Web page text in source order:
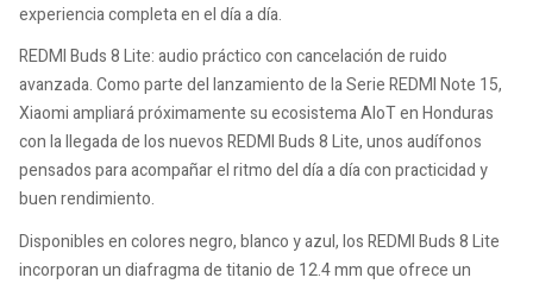
experiencia completa en el día a día.
REDMI Buds 8 Lite: audio práctico con cancelación de ruido
avanzada. Como parte del lanzamiento de la Serie REDMI Note 15,
Xiaomi ampliará próximamente su ecosistema AIoT en Honduras
con la llegada de los nuevos REDMI Buds 8 Lite, unos audífonos
pensados para acompañar el ritmo del día a día con practicidad y
buen rendimiento.
Disponibles en colores negro, blanco y azul, los REDMI Buds 8 Lite
incorporan un diafragma de titanio de 12.4 mm que ofrece un